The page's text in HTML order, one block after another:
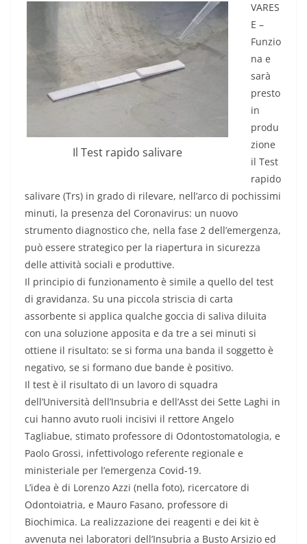
Il Test rapido salivare
VARES
E –
Funzio
na e
sarà
presto
in
produ
zione
il Test
rapido
salivare (Trs) in grado di rilevare, nell’arco di pochissimi
minuti, la presenza del Coronavirus: un nuovo
strumento diagnostico che, nella fase 2 dell’emergenza,
può essere strategico per la riapertura in sicurezza
delle attività sociali e produttive.
Il principio di funzionamento è simile a quello del test
di gravidanza. Su una piccola striscia di carta
assorbente si applica qualche goccia di saliva diluita
con una soluzione apposita e da tre a sei minuti si
ottiene il risultato: se si forma una banda il soggetto è
negativo, se si formano due bande è positivo.
Il test è il risultato di un lavoro di squadra
dell’Università dell’Insubria e dell’Asst dei Sette Laghi in
cui hanno avuto ruoli incisivi il rettore Angelo
Tagliabue, stimato professore di Odontostomatologia, e
Paolo Grossi, infettivologo referente regionale e
ministeriale per l’emergenza Covid-19.
L’idea è di Lorenzo Azzi (nella foto), ricercatore di
Odontoiatria, e Mauro Fasano, professore di
Biochimica. La realizzazione dei reagenti e dei kit è
avvenuta nei laboratori dell’Insubria a Busto Arsizio ed